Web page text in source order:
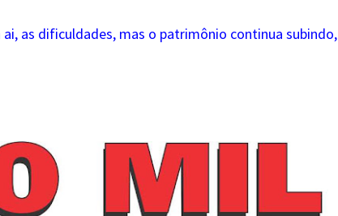
as dificuldades, mas o patrimônio continua subindo,